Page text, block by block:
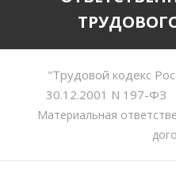
"Трудовой кодекс
30.12.2001 N 197-ФЗ
Материальная